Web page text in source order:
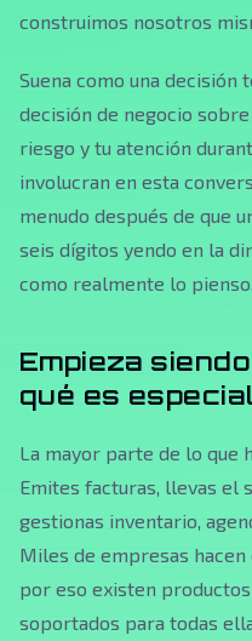
construimos nosotros
Suena como una decisión
decisión de negocio
riesgo y tu atención
involucran en esta
menudo después de que
seis dígitos yendo en la
como realmente lo pienso.
Empieza
qué es especial
La mayor parte de lo que
Emites facturas, llevas el
gestionas inventario,
Miles de empresas
por eso existen
soportados para todas